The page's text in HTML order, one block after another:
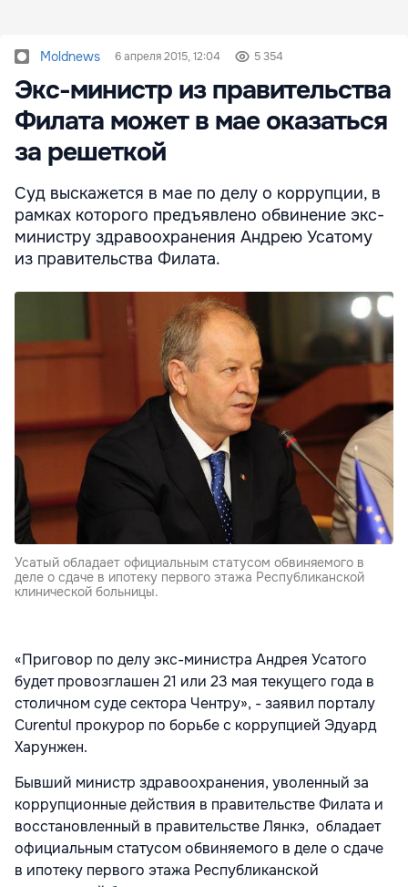
Moldnews 6 апреля 2015, 12:04 5 354
Экс-министр из правительства
Филата может в мае оказаться
за решеткой
Суд выскажется в мае по делу о коррупции, в
рамках которого предъявлено обвинение экс-
министру здравоохранения Андрею Усатому
из правительства Филата.
Усатый обладает официальным статусом обвиняемого в
деле о сдаче в ипотеку первого этажа Республиканской
клинической больницы.
«Приговор по делу экс-министра Андрея Усатого
будет провозглашен 21 или 23 мая текущего года в
столичном суде сектора Чентру», - заявил порталу
Curentul прокурор по борьбе с коррупцией Эдуард
Харунжен.
Бывший министр здравоохранения, уволенный за
коррупционные действия в правительстве Филата и
восстановленный в правительстве Лянкэ, обладает
официальным статусом обвиняемого в деле о сдаче
в ипотеку первого этажа Республиканской